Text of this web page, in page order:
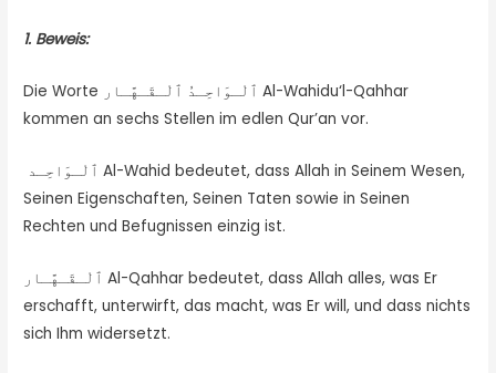
1. Beweis:
Die Worte ٱلْـوَاحِـدُ ٱلْـقَـهَّـار Al-Wahidu‘l-Qahhar
kommen an sechs Stellen im edlen Qur’an vor.
Seinen Eigenschaften, Seinen Taten sowie in Seinen
Rechten und Befugnissen einzig ist.
ٱلْـقَـهَّـار Al-Qahhar bedeutet, dass Allah alles, was Er
erschafft, unterwirft, das macht, was Er will, und dass nichts
sich Ihm widersetzt.